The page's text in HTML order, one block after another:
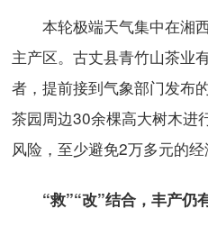
本轮极端天气集中在湘
主产区。古丈县青竹山茶业
者，提前接到气象部门发布
茶园周边30余棵高大树木进
风险，至少避免2万多元的经
“救”“改”结合，丰产仍